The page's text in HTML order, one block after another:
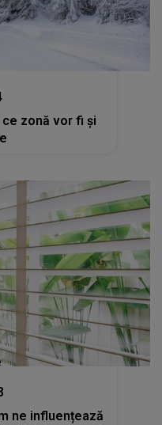
ce zonă vor fi și
ne influențează